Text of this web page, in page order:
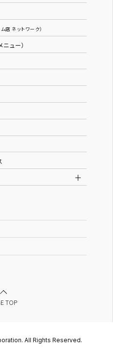
店 ネットワーク）
ュー）
TOP
All Rights Reserved.